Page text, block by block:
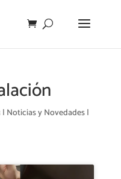
| Noticias y Novedades|